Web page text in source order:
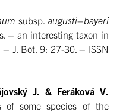
subsp.augusti–bayeri
– an interesting taxon in
J. Bot. 9: 27-30. – ISSN
J. & Feráková V.
of some species of the